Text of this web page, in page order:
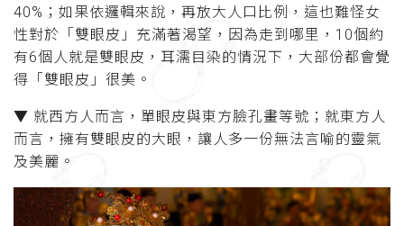
40%；如果依邏輯來說，再放大人口比例，這也難怪女
性對於「雙眼皮」充滿著渴望，因為走到哪里，10個約
有6個人就是雙眼皮，耳濡目染的情況下，大部份都會覺
得「雙眼皮」很美。
▼ 就西方人而言，單眼皮與東方臉孔畫等號；就東方人
而言，擁有雙眼皮的大眼，讓人多一份無法言喻的靈氣
及美麗。